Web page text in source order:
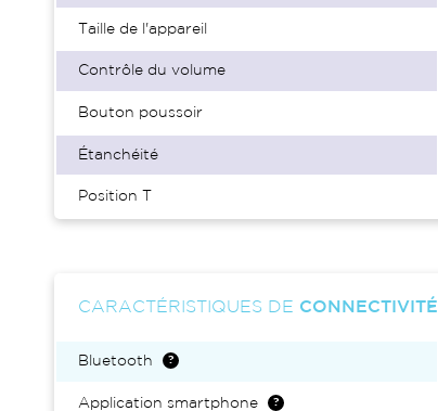
Taille de l'appareil
Contrôle du volume
Bouton poussoir
Étanchéité
Position T
CARACTÉRISTIQUES DE CONNECTIVITÉ
Bluetooth
Application smartphone